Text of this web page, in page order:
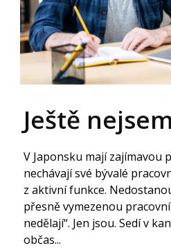
Ještě
V Japonsku mají zajímavou
nechávají své bývalé
z aktivní funkce.
přesně vymezenou
nedělají“. Jen jsou. Sedí v
občas...